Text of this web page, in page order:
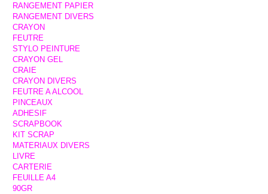
RANGEMENT PAPIER
RANGEMENT DIVERS
CRAYON
FEUTRE
STYLO PEINTURE
CRAYON GEL
CRAIE
CRAYON DIVERS
FEUTRE A ALCOOL
PINCEAUX
ADHESIF
SCRAPBOOK
KIT SCRAP
MATERIAUX DIVERS
LIVRE
CARTERIE
FEUILLE A4
90GR